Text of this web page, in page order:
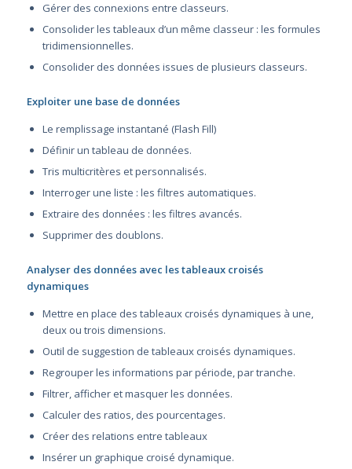
Gérer des connexions entre classeurs.
Consolider les tableaux d’un même classeur : les formules
tridimensionnelles.
Consolider des données issues de plusieurs classeurs.
Exploiter une base de données
Le remplissage instantané (Flash Fill)
Définir un tableau de données.
Tris multicritères et personnalisés.
Interroger une liste : les filtres automatiques.
Extraire des données : les filtres avancés.
Supprimer des doublons.
Analyser des données avec les tableaux croisés
dynamiques
Mettre en place des tableaux croisés dynamiques à une,
deux ou trois dimensions.
Outil de suggestion de tableaux croisés dynamiques.
Regrouper les informations par période, par tranche.
Filtrer, afficher et masquer les données.
Calculer des ratios, des pourcentages.
Créer des relations entre tableaux
Insérer un graphique croisé dynamique.